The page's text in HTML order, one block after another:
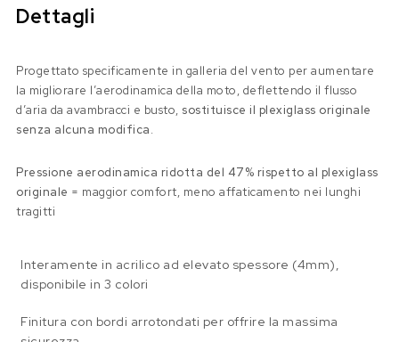
Dettagli
Progettato specificamente in galleria del vento per aumentare
la migliorare l’aerodinamica della moto, deflettendo il flusso
d’aria da avambracci e busto, sostituisce il plexiglass originale
senza alcuna modifica.
Pressione aerodinamica ridotta del 47% rispetto al plexiglass
originale = maggior comfort, meno affaticamento nei lunghi
tragitti
Interamente in acrilico ad elevato spessore (4mm),
disponibile in 3 colori
Finitura con bordi arrotondati per offrire la massima